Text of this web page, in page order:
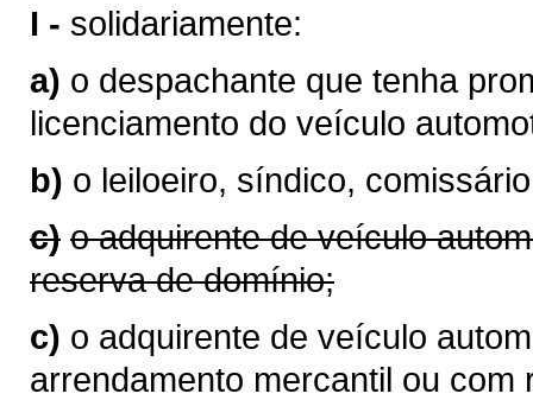
I - solidariamente:
a) o despachante que tenha
licenciamento do veículo
b) o leiloeiro, síndico,
c) o adquirente de veículo
reserva de domínio;
c) o adquirente de veículo
arrendamento mercantil ou com